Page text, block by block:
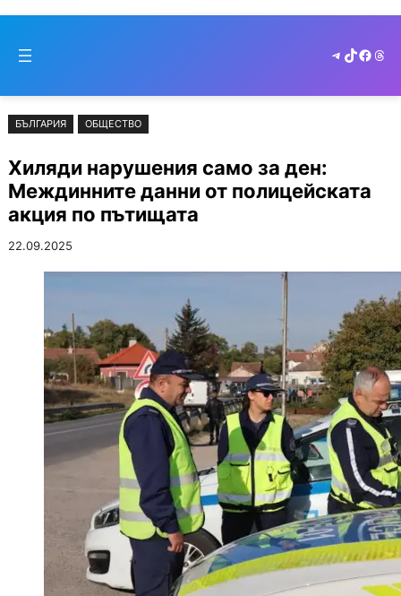
съдържанието
to
Telegram
TikTok
БЪЛГАРИЯ ОБЩЕСТВО
Хиляди нарушения само за ден:
Междинните данни от полицейската
акция по пътищата
22.09.2025